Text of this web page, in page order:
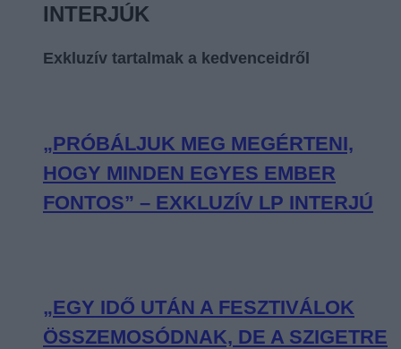
INTERJÚK
Exkluzív tartalmak a kedvenceidről
„PRÓBÁLJUK MEG MEGÉRTENI,
HOGY MINDEN EGYES EMBER
FONTOS” – EXKLUZÍV LP INTERJÚ
„EGY IDŐ UTÁN A FESZTIVÁLOK
ÖSSZEMOSÓDNAK, DE A SZIGETRE